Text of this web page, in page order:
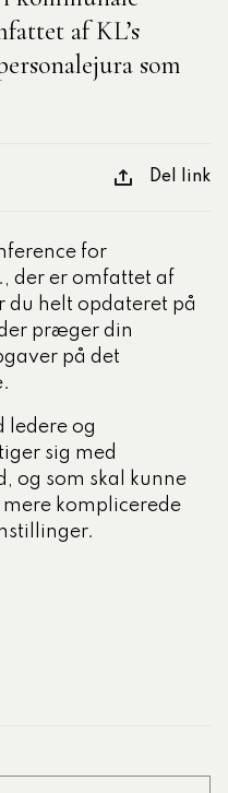
af KL’s
som
Del link
for
der er omfattet af
du helt opdateret på
præger din
på det
ledere og
sig med
og som skal kunne
komplicerede